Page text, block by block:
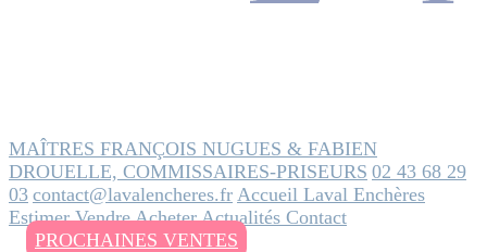
MAÎTRES FRANÇOIS NUGUES & FABIEN
DROUELLE, COMMISSAIRES-PRISEURS 02 43 68 29
03 contact@lavalencheres.fr Accueil Laval Enchères
EstimerVendreAcheterActualités Contact
PROCHAINES VENTES